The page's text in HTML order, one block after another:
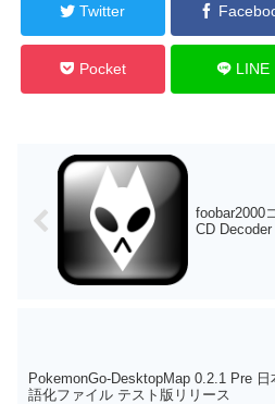
Twitter
Pocket LINE
foobar2000
CD
PokemonGo-DesktopMap 0.2.1 Pre 日
語化ファイル テスト版リリース